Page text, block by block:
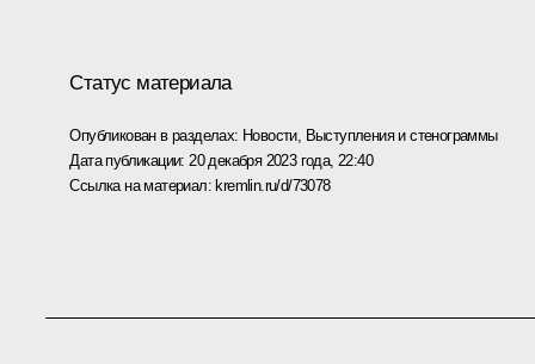
Статус материала
Опубликован в разделах: Новости, Выступления и стенограммы
Дата публикации: 20 декабря 2023 года, 22:40
Ссылка на материал: kremlin.ru/d/73078